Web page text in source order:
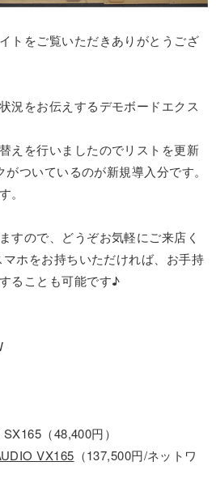
トをご覧いただきありがとうござ
況をお伝えするデモボードエクス
えを行いましたのでリストを更新
がついているのが新規導入分です。
。
すので、どうぞお気軽にご来店く
ホをお持ちいただければ、お手持
ることも可能です♪
（48,400円）
VX165 （137,500円/ネットワ